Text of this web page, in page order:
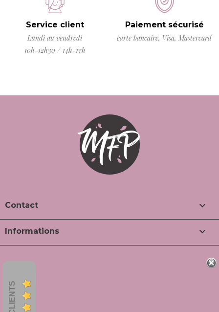
Service client
Lundi au vendredi
10h-12h30 / 14h-17h
Paiement sécurisé
carte bancaire, Visa, Mastercard
Contact 
Informations 